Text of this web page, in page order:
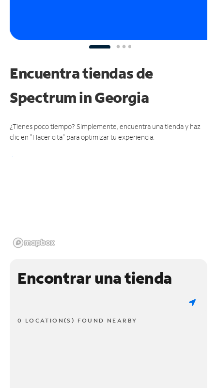
Encuentra tiendas de
Spectrumin Georgia
¿Tienes poco tiempo? Simplemente, encuentra una tienda y haz
clic en "Hacer cita" para optimizar tu experiencia.
Encontrar una tienda
0 LOCATION(S) FOUND NEARBY